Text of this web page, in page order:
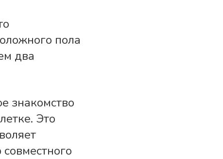
пола
два
знакомство
Это